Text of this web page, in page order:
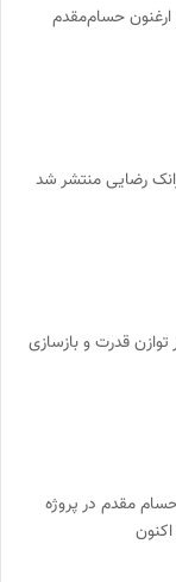
ارغنون حسام‌مقدم
رضایی منتشر شد
قدرت و بازسازی
مقدم در پروژه